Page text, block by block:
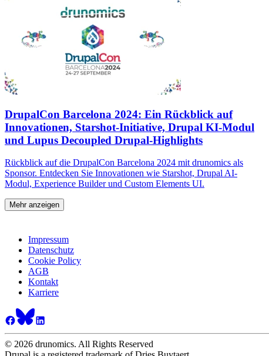
DrupalCon Barcelona 2024: Ein Rückblick auf
Innovationen, Starshot-Initiative, Drupal KI-Modul
und Lupus Decoupled Drupal-Highlights
Rückblick auf die DrupalCon Barcelona 2024 mit drunomics als
Sponsor. Entdecken Sie Innovationen wie Starshot, Drupal AI-
Modul, Experience Builder und Custom Elements UI.
Mehr anzeigen
Impressum
Datenschutz
Cookie Policy
AGB
Kontakt
Karriere
© 2026 drunomics. All Rights Reserved